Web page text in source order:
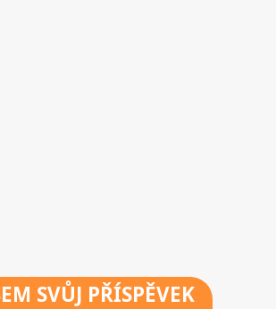
SVŮJ PŘÍSPĚVEK